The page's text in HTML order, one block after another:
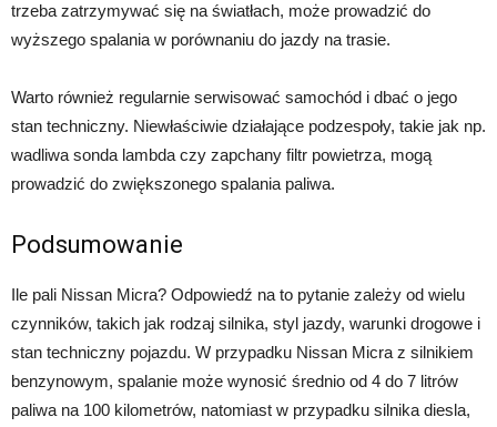
trzeba zatrzymywać się na światłach, może prowadzić do
wyższego spalania w porównaniu do jazdy na trasie.
Warto również regularnie serwisować samochód i dbać o jego
stan techniczny. Niewłaściwie działające podzespoły, takie jak np.
wadliwa sonda lambda czy zapchany filtr powietrza, mogą
prowadzić do zwiększonego spalania paliwa.
Podsumowanie
Ile pali Nissan Micra? Odpowiedź na to pytanie zależy od wielu
czynników, takich jak rodzaj silnika, styl jazdy, warunki drogowe i
stan techniczny pojazdu. W przypadku Nissan Micra z silnikiem
benzynowym, spalanie może wynosić średnio od 4 do 7 litrów
paliwa na 100 kilometrów, natomiast w przypadku silnika diesla,